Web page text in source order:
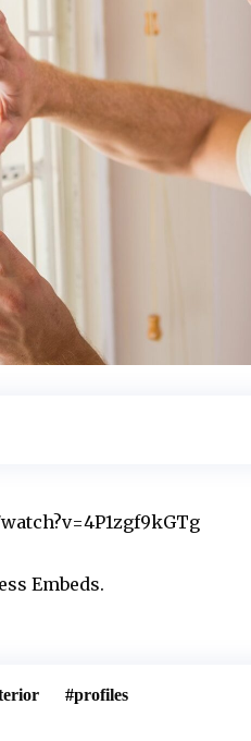
Embeds.
profiles